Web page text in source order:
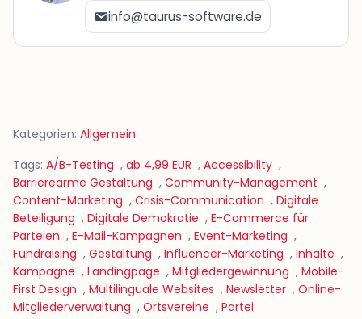
info@taurus-software.de
Kategorien: Allgemein
Tags: A/B-Testing , ab 4,99 EUR , Accessibility ,
Barrierearme Gestaltung , Community-Management ,
Content-Marketing , Crisis-Communication , Digitale
Beteiligung , Digitale Demokratie , E-Commerce für
Parteien , E-Mail-Kampagnen , Event-Marketing ,
Fundraising , Gestaltung , Influencer-Marketing , Inhalte ,
Kampagne , Landingpage , Mitgliedergewinnung , Mobile-
First Design , Multilinguale Websites , Newsletter , Online-
Mitgliederverwaltung , Ortsvereine , Partei